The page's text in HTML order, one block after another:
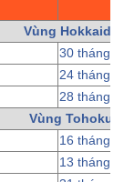
Vùng Hokkaido
30 tháng 4
24 tháng 4
28 tháng 4
Vùng Tohoku
16 tháng 4
13 tháng 4